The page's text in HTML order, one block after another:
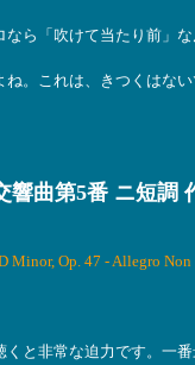
ら「吹けて当たり前」
ね。これは、きつくはな
響曲第5番 ニ短調
Minor, Op. 47 - Allegro Non
と非常な迫力です。一